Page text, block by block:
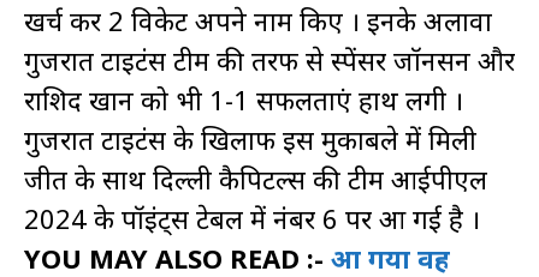
खर्च कर 2 विकेट अपने नाम किए । इनके अलावा
गुजरात टाइटंस टीम की तरफ से स्पेंसर जॉनसन और
राशिद खान को भी 1-1 सफलताएं हाथ लगी ।
गुजरात टाइटंस के खिलाफ इस मुकाबले में मिली
जीत के साथ दिल्ली कैपिटल्स की टीम आईपीएल
2024 के पॉइंट्स टेबल में नंबर 6 पर आ गई है ।
YOU MAY ALSO READ :- आ गया वह